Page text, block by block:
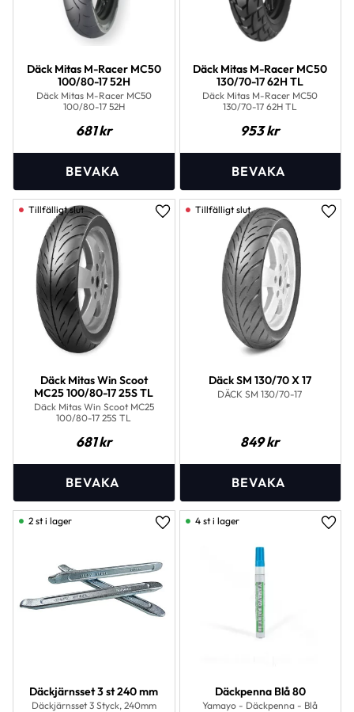
Däck Mitas M-Racer MC50
100/80-17 52H
Däck Mitas M-Racer MC50
100/80-17 52H
681kr
Däck Mitas M-Racer MC50
130/70-17 62H TL
Däck Mitas M-Racer MC50
130/70-17 62H TL
953kr
Däck Mitas Win Scoot
MC25 100/80-17 25S TL
Däck Mitas Win Scoot MC25
100/80-17 25S TL
681kr
Lägg till i favoriter
Däck SM 130/70 X 17
DÄCK SM 130/70-17
849kr
Däckjärnsset 3 st 240 mm
Däckjärnsset 3 Styck, 240mm
Lägg till i favoriter
2 st i lager
Däckpenna Blå 80
Yamayo - Däckpenna - Blå
4 st i lager